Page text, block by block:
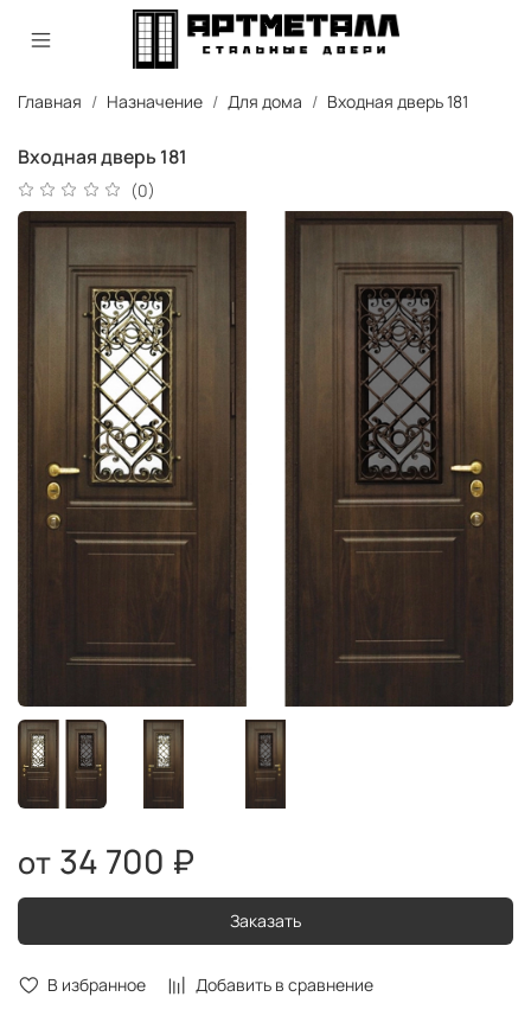
Главная Назначение Для дома Входная дверь 181
Входная дверь 181
(0)
В избранное Добавить в сравнение
34 700 ₽
Заказать